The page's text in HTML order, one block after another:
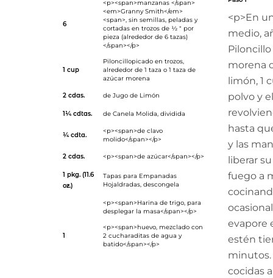
6
<p><span>manzanas </span>
<em>Granny Smith</em>
<span>, sin semillas, peladas y
cortadas en trozos de ½ " por
pieza (alrededor de 6 tazas)
</span></p>
1 cup
Piloncillopicado en trozos,
alrededor de 1 taza o 1 taza de
azúcar morena
2 cdas. de Jugo de Limón
1¼ cdtas. de Canela Molida, dividida
¼ cdta.
<p><span>de clavo
molido</span></p>
2 cdas. <p><span>de azúcar</span></p>
1 pkg. (11.6
oz.)
Tapas para Empanadas
Hojaldradas, descongela
<p><span>Harina de trigo, para
desplegar la masa</span></p>
1
<p><span>huevo, mezclado con
2 cucharaditas de agua y
batido</span></p>
<p>En
medio,
Piloncillo
morena
limón, 1
polvo y
hasta
y las
liberar
fuego a
evapore
estén
minutos.
cocidas